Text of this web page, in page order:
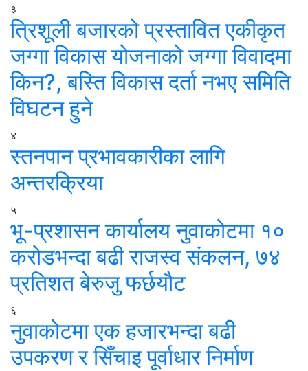
३
त्रिशूली बजारको प्रस्तावित एकीकृत
जग्गा विकास योजनाको जग्गा विवादमा
किन?, बस्ति विकास दर्ता नभए समिति
विघटन हुने
४
स्तनपान प्रभावकारीका लागि
अन्तरक्रिया
५
भू-प्रशासन कार्यालय नुवाकोटमा १०
करोडभन्दा बढी राजस्व संकलन, ७४
प्रतिशत बेरुजु फर्छयौट
६
नुवाकोटमा एक हजारभन्दा बढी
उपकरण र सिँचाइ पूर्वाधार निर्माण